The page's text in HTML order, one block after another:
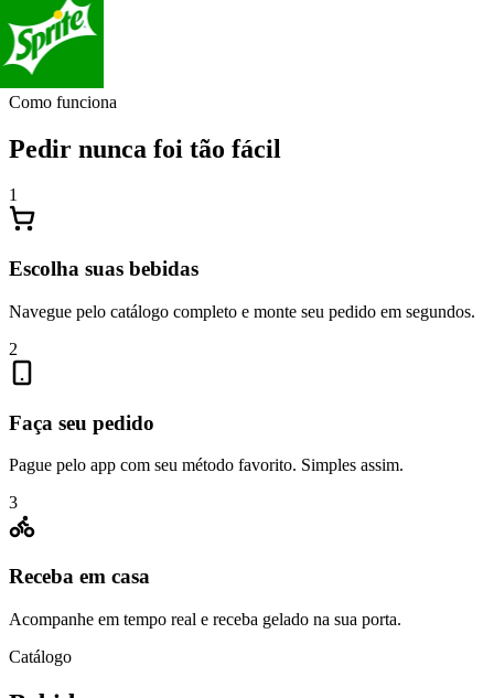
Como funciona
Pedir nunca foi tão fácil
1
Escolha suas bebidas
Navegue pelo catálogo completo e monte seu pedido em segundos.
2
Faça seu pedido
Pague pelo app com seu método favorito. Simples assim.
3
Receba em casa
Acompanhe em tempo real e receba gelado na sua porta.
Catálogo